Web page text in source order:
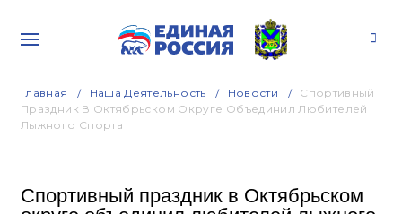
Главная Наша Деятельность Новости
Спортивный
Праздник В Октябрьском Округе Объединил Любителей
Лыжного Спорта
Спортивный праздник в Октябрьском